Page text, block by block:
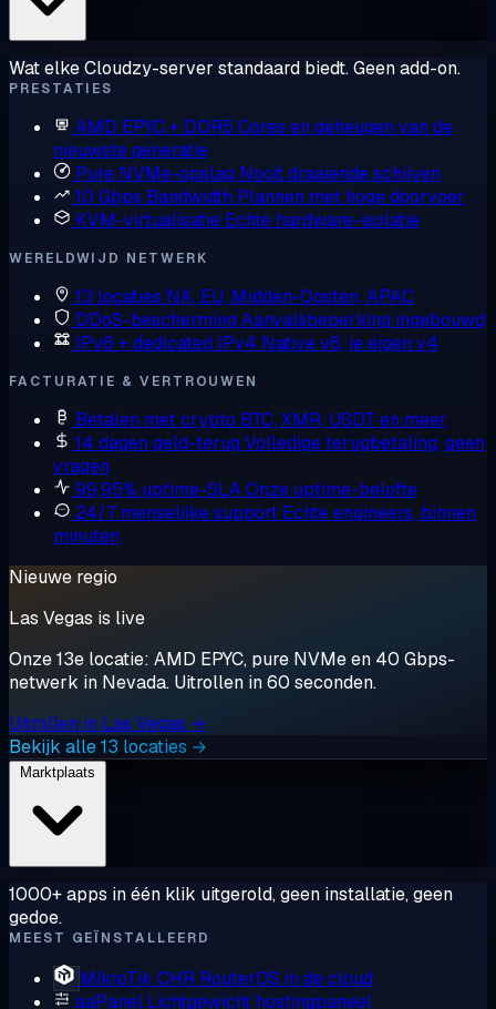
Wat elke Cloudzy-server standaard biedt. Geen add-on.
PRESTATIES
AMD EPYC + DDR5 Cores en geheugen van de
nieuwste generatie
Pure NVMe-opslag Nooit draaiende schijven
10 Gbps Bandwidth Plannen met hoge doorvoer
KVM-virtualisatie Echte hardware-isolatie
WERELDWIJD NETWERK
13 locaties NA, EU, Midden-Oosten, APAC
DDoS-bescherming Aanvalsbeperking ingebouwd
IPv6 + dedicated IPv4 Native v6, je eigen v4
FACTURATIE & VERTROUWEN
Betalen met crypto BTC, XMR, USDT en meer
14 dagen geld-terug Volledige terugbetaling, geen
vragen
99,95% uptime-SLAOnze uptime-belofte
24/7 menselijke support Echte engineers, binnen
minuten
Nieuwe regio
Las Vegas is live
Onze 13e locatie: AMD EPYC, pure NVMe en 40 Gbps-
netwerk in Nevada. Uitrollen in 60 seconden.
Uitrollen in Las Vegas →
Bekijk alle 13 locaties →
1000+ apps in één klik uitgerold, geen installatie, geen
gedoe.
MEEST GEÏNSTALLEERD
MikroTik CHR RouterOS in de cloud
aaPanel Lichtgewicht hostingpaneel